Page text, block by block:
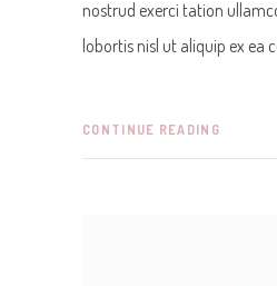
nostrud exerci tation
lobortis nisl ut aliquip ex ea
CONTINUE READING